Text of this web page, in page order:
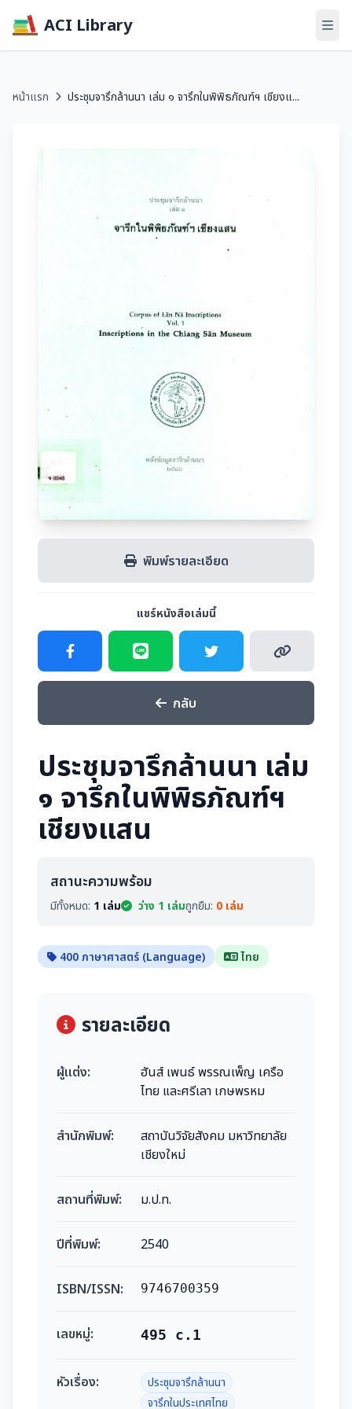
ACI Library
หน้าแรก ประชุมจารึกล้านนา เล่ม ๑ จารึกในพิพิธภัณฑ์ฯ เชียงแ...
พิมพ์รายละเอียด
แชร์หนังสือเล่มนี้
กลับ
ประชุมจารึกล้านนา เล่ม
๑ จารึกในพิพิธภัณฑ์ฯ
เชียงแสน
สถานะความพร้อม
มีทั้งหมด: 1 เล่ม ว่าง 1 เล่มถูกยืม: 0 เล่ม
400 ภาษาศาสตร์ (Language) ไทย
รายละเอียด
ผู้แต่ง:
ฮันส์ เพนธ์ พรรณเพ็ญ เครือ
ไทย และศรีเลา เกษพรหม
สำนักพิมพ์:
สถาบันวิจัยสังคม มหาวิทยาลัย
เชียงใหม่
สถานที่พิมพ์: ม.ป.ท.
ปีที่พิมพ์: 2540
ISBN/ISSN: 9746700359
เลขหมู่: 495 c.1
หัวเรื่อง:
ประชุมจารึกล้านนา
จารึกในประเทศไทย